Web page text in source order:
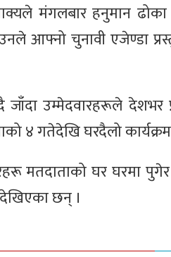
मंगलबार हनुमान
उनले आफ्नो चुनावी एजेण्डा
जाँदा उम्मेदवारहरूले देशभर
४ गतेदेखि घरदैलो
मतदाताको घर घरमा
छन् ।